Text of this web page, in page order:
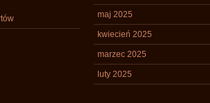
maj 2025
kwiecień 2025
marzec 2025
luty 2025